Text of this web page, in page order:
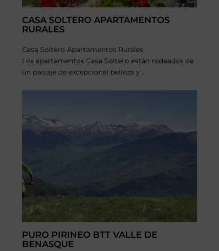
CASA SOLTERO APARTAMENTOS
RURALES
Casa Soltero Apartamentos Rurales
Los apartamentos Casa Soltero están rodeados de
un paisaje de excepcional belleza y ...
PURO PIRINEO BTT VALLE DE
BENASQUE